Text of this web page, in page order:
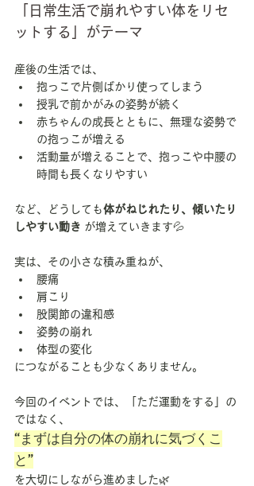
「日常生活で崩れやすい体をリセ
ットする」がテーマ
産後の生活では、
抱っこで片側ばかり使ってしまう
授乳で前かがみの姿勢が続く
赤ちゃんの成長とともに、無理な姿勢で
の抱っこが増える
活動量が増えることで、抱っこや中腰の
時間も長くなりやすい
など、どうしても体がねじれたり、傾いたり
しやすい動き が増えていきます💦
実は、その小さな積み重ねが、
腰痛
肩こり
股関節の違和感
姿勢の崩れ
体型の変化
につながることも少なくありません。
今回のイベントでは、「ただ運動をする」の
ではなく、
“まずは自分の体の崩れに気づくこ
と”
を大切にしながら進めました🌿